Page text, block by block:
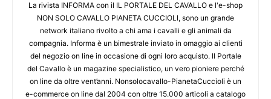
La rivista INFORMA con il IL PORTALE DEL CAVALLO e l'e-shop
NON SOLO CAVALLO PIANETA CUCCIOLI, sono un grande
network italiano rivolto a chi ama i cavalli e gli animali da
compagnia. Informa è un bimestrale inviato in omaggio ai clienti
del negozio on line in occasione di ogni loro acquisto. Il Portale
del Cavallo è un magazine specialistico, un vero pioniere perché
on line da oltre vent’anni. Nonsolocavallo-PianetaCuccioli è un
e-commerce on line dal 2004 con oltre 15.000 articoli a catalogo